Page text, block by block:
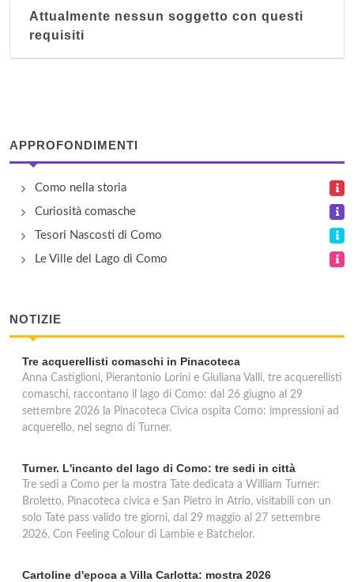
Casina
Geranio
Il Borgo Residence
Attualmente nessun soggetto con questi
requisiti
APPROFONDIMENTI
Como nella storia
Curiosità comasche
Tesori Nascosti di Como
Le Ville del Lago di Como
NOTIZIE
Tre acquerellisti comaschi in Pinacoteca
Anna Castiglioni, Pierantonio Lorini e Giuliana Valli, tre acquerellisti
comaschi, raccontano il lago di Como: dal 26 giugno al 29
settembre 2026 la Pinacoteca Civica ospita Como: impressioni ad
acquerello, nel segno di Turner.
Turner. L'incanto del lago di Como: tre sedi in città
Tre sedi a Como per la mostra Tate dedicata a William Turner:
Broletto, Pinacoteca civica e San Pietro in Atrio, visitabili con un
solo Tate pass valido tre giorni, dal 29 maggio al 27 settembre
2026. Con Feeling Colour di Lambie e Batchelor.
Cartoline d'epoca a Villa Carlotta: mostra 2026